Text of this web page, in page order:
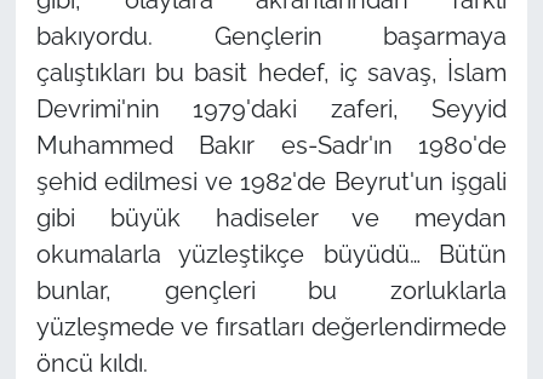
bakıyordu. Gençlerin başarmaya
çalıştıkları bu basit hedef, iç savaş, İslam
Devrimi'nin 1979'daki zaferi, Seyyid
Muhammed Bakır es-Sadr'ın 1980'de
şehid edilmesi ve 1982'de Beyrut'un işgali
gibi büyük hadiseler ve meydan
okumalarla yüzleştikçe büyüdü… Bütün
bunlar, gençleri bu zorluklarla
yüzleşmede ve fırsatları değerlendirmede
öncü kıldı.